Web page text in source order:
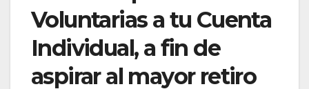
Voluntarias a tu Cuenta
Individual, a fin de
aspirar al mayor retiro